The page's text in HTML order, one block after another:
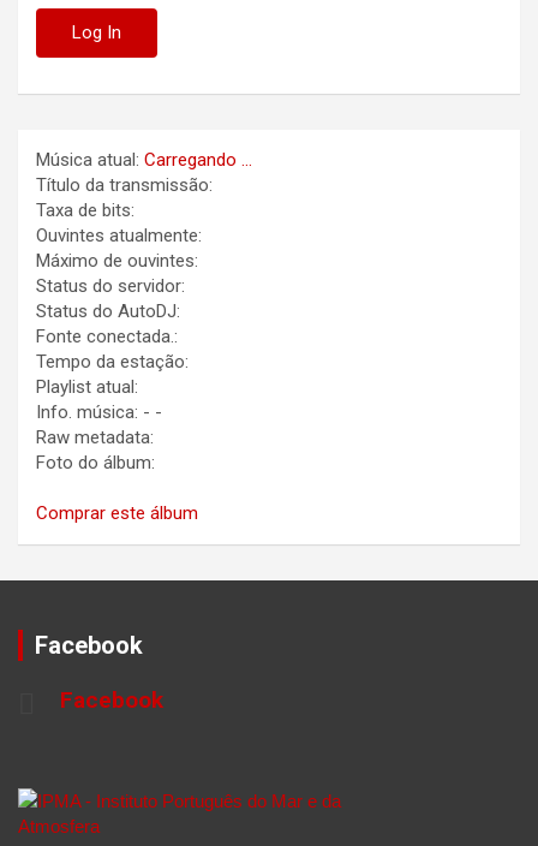
Música atual: Carregando ...
Título da transmissão:
Taxa de bits:
Ouvintes atualmente:
Máximo de ouvintes:
Status do servidor:
Status do AutoDJ:
Fonte conectada.:
Tempo da estação:
Playlist atual:
Info. música: - -
Raw metadata:
Foto do álbum:
Comprar este álbum
Facebook
Facebook